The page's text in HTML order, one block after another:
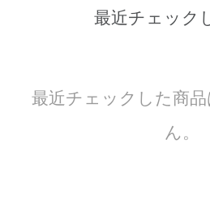
最近チェック
最近チェックした商
ん。